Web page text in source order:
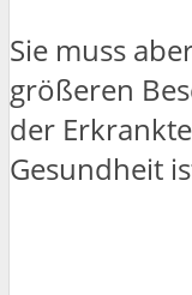
Sie muss
größeren
der
Gesundheit